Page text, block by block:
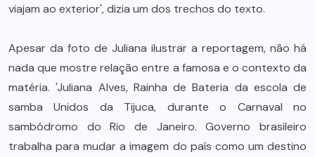
viajam ao exterior', dizia um dos trechos do texto.
Apesar da foto de Juliana ilustrar a reportagem, não há
nada que mostre relação entre a famosa e o contexto da
matéria. 'Juliana Alves, Rainha de Bateria da escola de
samba Unidos da Tijuca, durante o Carnaval no
sambódromo do Rio de Janeiro. Governo brasileiro
trabalha para mudar a imagem do país como um destino